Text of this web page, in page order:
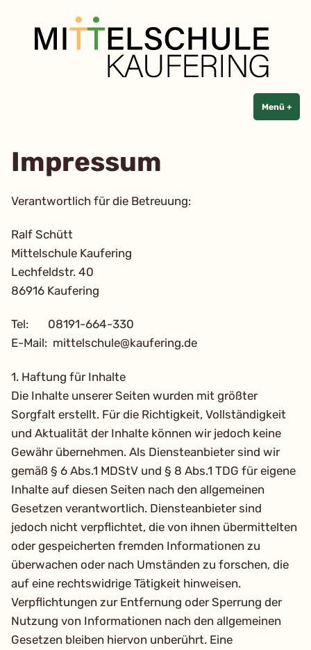
springen
Menü +
Impressum
Verantwortlich für die Betreuung:
Ralf Schütt
Mittelschule Kaufering
Lechfeldstr. 40
86916 Kaufering
Tel: 08191-664-330
E-Mail: mittelschule@kaufering.de
1. Haftung für Inhalte
Die Inhalte unserer Seiten wurden mit größter
Sorgfalt erstellt. Für die Richtigkeit, Vollständigkeit
und Aktualität der Inhalte können wir jedoch keine
Gewähr übernehmen. Als Diensteanbieter sind wir
gemäß § 6 Abs.1 MDStV und § 8 Abs.1 TDG für eigene
Inhalte auf diesen Seiten nach den allgemeinen
Gesetzen verantwortlich. Diensteanbieter sind
jedoch nicht verpflichtet, die von ihnen übermittelten
oder gespeicherten fremden Informationen zu
überwachen oder nach Umständen zu forschen, die
auf eine rechtswidrige Tätigkeit hinweisen.
Verpflichtungen zur Entfernung oder Sperrung der
Nutzung von Informationen nach den allgemeinen
Gesetzen bleiben hiervon unberührt. Eine